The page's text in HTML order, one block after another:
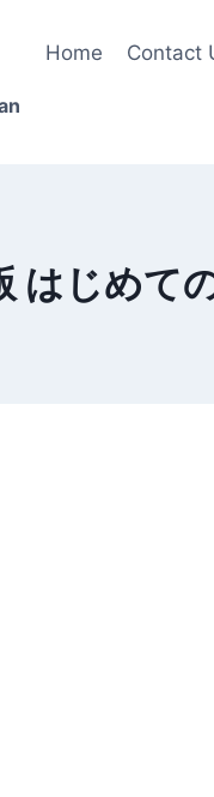
Home Contact
はじめて